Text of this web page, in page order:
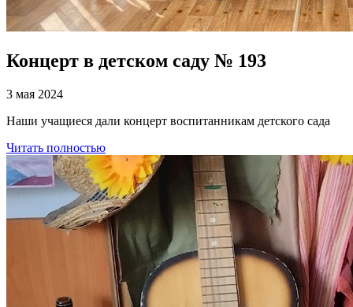
Концерт в детском саду № 193
3 мая 2024
Наши учащиеся дали концерт воспитанникам детского сада
Читать полностью